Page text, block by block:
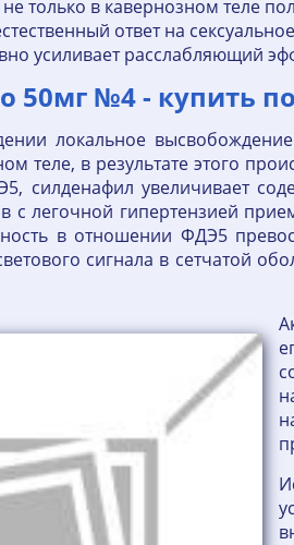
только в кавернозном теле
ответ на
усиливает расслабляющий
50мг №4 - купить
локальное
теле, в результате этого
силденафил увеличивает
с легочной гипертензией
в отношении ФДЭ5
сигнала в сетчатой